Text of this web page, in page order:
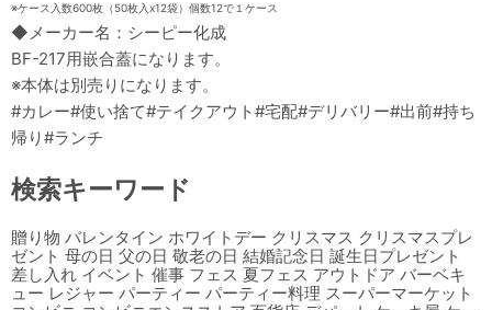
※ケース入数600枚（50枚入x12袋）個数12で１ケース
◆メーカー名：シーピー化成
BF-217用嵌合蓋になります。
※本体は別売りになります。
#カレー#使い捨て#テイクアウト#宅配#デリバリー#出前#持ち
帰り#ランチ
検索キーワード
贈り物 バレンタイン ホワイトデー クリスマス クリスマスプレ
ゼント 母の日 父の日 敬老の日 結婚記念日 誕生日プレゼント
差し入れ イベント 催事 フェス 夏フェス アウトドア バーベキ
ュー レジャー パーティー パーティー料理 スーパーマーケット